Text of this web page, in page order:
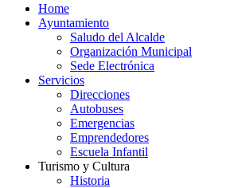
Home
Ayuntamiento
Saludo del Alcalde
Organización Municipal
Sede Electrónica
Servicios
Direcciones
Autobuses
Emergencias
Emprendedores
Escuela Infantil
Turismo y Cultura
Historia